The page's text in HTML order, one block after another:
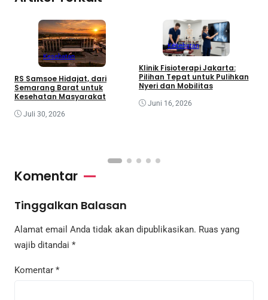
Kesehatan
RS Samsoe Hidajat, dari
Semarang Barat untuk
Kesehatan Masyarakat
Juli 30, 2026
Kesehatan
Klinik Fisioterapi Jakarta:
Pilihan Tepat untuk Pulihkan
Nyeri dan Mobilitas
Juni 16, 2026
Komentar
Tinggalkan Balasan
Alamat email Anda tidak akan dipublikasikan. Ruas yang
wajib ditandai *
Komentar *